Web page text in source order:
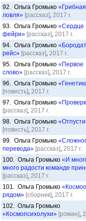
92. Ольга Громыко «Грибная
ловля» [рассказ], 2017 г.
93. Ольга Громыко «Сердце
фейри» [рассказ], 2017 г.
94. Ольга Громыко
рейс» [рассказ], 2017 г.
95. Ольга Громыко «Первое
слово» [рассказ], 2017 г.
96. Ольга Громыко
[повесть], 2017 г.
97. Ольга Громыко
[рассказ], 2017 г.
98. Ольга Громыко
[повесть], 2017 г.
99. Ольга Громыко
перевода» [рассказ], 2017 г.
100. Ольга Громыко «И
много радости команде
[рассказ], 2017 г.
101. Ольга Громыко
рядом» [сборник], 2017 г.
102. Ольга Громыко
«Космопсихолухи» [роман],